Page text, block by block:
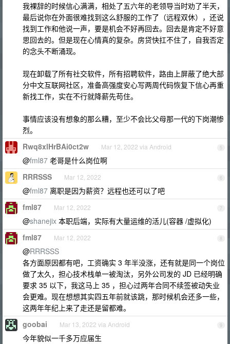
我裸辞的时候信心满满，相处了五六年的老领导当时劝了半天，
最后说你在外面很难找到这么舒服的工作了（远程双休），还说
找到工作和他说一声，要是机会不好再回去。回去是肯定不好意
思回去的。但是现在心情真的复杂。房贷快扛不住了，自我否定
的念头不断涌现。
现在卸载了所有社交软件，所有招聘软件，路由上屏蔽了绝大部
分中文互联网社区，准备高强度安心写两周代码恢复下信心再重
新找工作，实在不行就降薪先苟住。
事情应该没有想象的那么糟，至少不会比父母那一代的下岗潮惨
烈。
5
Rwq8xlHrBAi0ct2w Mar 12, 2022 via Android
@fml87 老哥是什么岗位啊
6
RRRSSS Mar 12, 2022
@fml87 离职是因为薪资？远程也还可以了吧
7
fml87 Mar 12, 2022
@shanejix 本职后端，实际有大量运维的活儿(容器 /虚拟化)
8
fml87 Mar 12, 2022
@RRRSSS
各方面原因都有吧，工资确实 3 年半没涨，还有就是同一个岗位
做了太久，担心技术栈单一被淘汰，另外公司发的 JD 已经明确
要求 35 以下，我这马上 35 ，担心过两年合同不续签被动失业
会更难。现在想想其实四五年前就该跳，那时候机会还多一些，
这两年年纪上来了走还是留都难。
9
goobai Mar 13, 2022 via Android
今年貌似一千多万应届生